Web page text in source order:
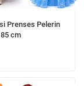
Prenses Pelerin
cm